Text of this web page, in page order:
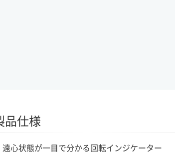
品仕様
遠心状態が一目で分かる回転インジケーター